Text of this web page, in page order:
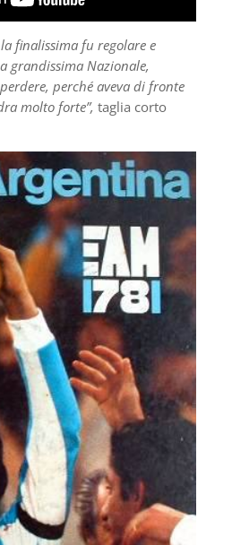
finalissima fu regolare e
grandissima Nazionale,
perché aveva di fronte
molto forte”, taglia corto